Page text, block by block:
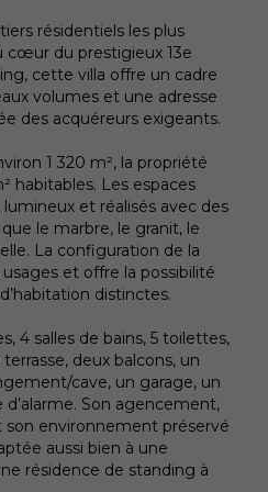
résidentiels les plus
cœur du prestigieux 13e
cette villa offre un cadre
volumes et une adresse
des acquéreurs exigeants.
1 320 m², la propriété
habitables. Les espaces
et réalisés avec des
le marbre, le granit, le
La configuration de la
et offre la possibilité
distinctes.
4 salles de bains, 5 toilettes,
deux balcons, un
cave, un garage, un
Son agencement,
son environnement préservé
aussi bien à une
résidence de standing à